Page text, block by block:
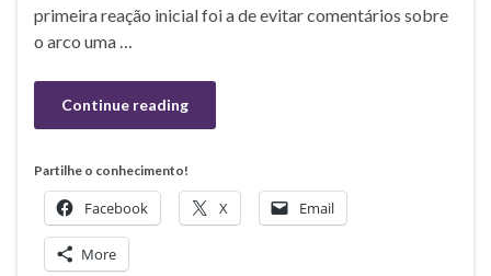
primeira reação inicial foi a de evitar comentários sobre
o arco uma …
Continue reading
Partilhe o conhecimento!
Facebook X Email
More